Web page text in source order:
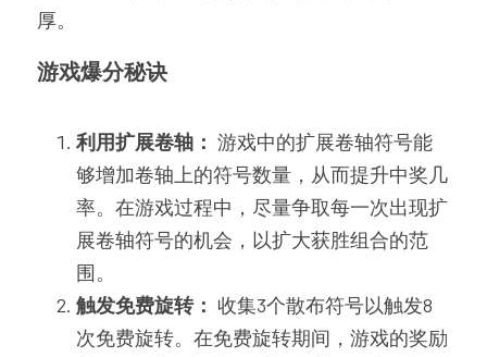
厚。
游戏爆分秘诀
利用扩展卷轴： 游戏中的扩展卷轴符号能
够增加卷轴上的符号数量，从而提升中奖几
率。在游戏过程中，尽量争取每一次出现扩
展卷轴符号的机会，以扩大获胜组合的范
围。
触发免费旋转： 收集3个散布符号以触发8
次免费旋转。在免费旋转期间，游戏的奖励